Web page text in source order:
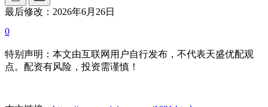
最后修改：2026年6月26日
0
特别声明：本文由互联网用户自行发布，不代表天盛优配观
点。配资有风险，投资需谨慎！